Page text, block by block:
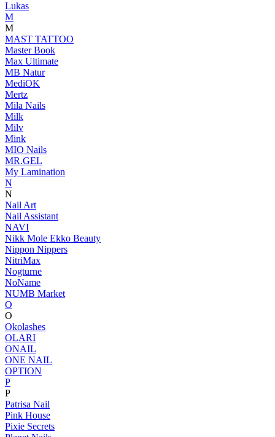
Lukas
M
M
MAST TATTOO
Master Book
Max Ultimate
MB Natur
MediOK
Mertz
Mila Nails
Milk
Milv
Mink
MIO Nails
MR.GEL
My Lamination
N
N
Nail Art
Nail Assistant
NAVI
Nikk Mole Ekko Beauty
Nippon Nippers
NitriMax
Nogturne
NoName
NUMB Market
O
O
Okolashes
OLARI
ONAIL
ONE NAIL
OPTION
P
P
Patrisa Nail
Pink House
Pixie Secrets